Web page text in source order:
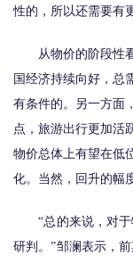
性的，所以还需要有
从物价的阶段性看
国经济持续向好，总
有条件的。另一方面
点，旅游出行更加活
物价总体上有望在低
化。当然，回升的幅
“总的来说，对于
研判。”邹澜表示，